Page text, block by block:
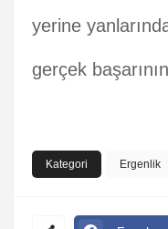
yerine
gerçek
Kategori Ergenlik